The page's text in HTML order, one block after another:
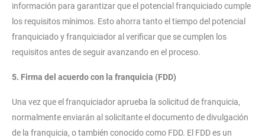
información para garantizar que el potencial franquiciado cumple
los requisitos mínimos. Esto ahorra tanto el tiempo del potencial
franquiciado y franquiciador al verificar que se cumplen los
requisitos antes de seguir avanzando en el proceso.
5. Firma del acuerdo con la franquicia (FDD)
Una vez que el franquiciador aprueba la solicitud de franquicia,
normalmente enviarán al solicitante el documento de divulgación
de la franquicia, o también conocido como FDD. El FDD es un